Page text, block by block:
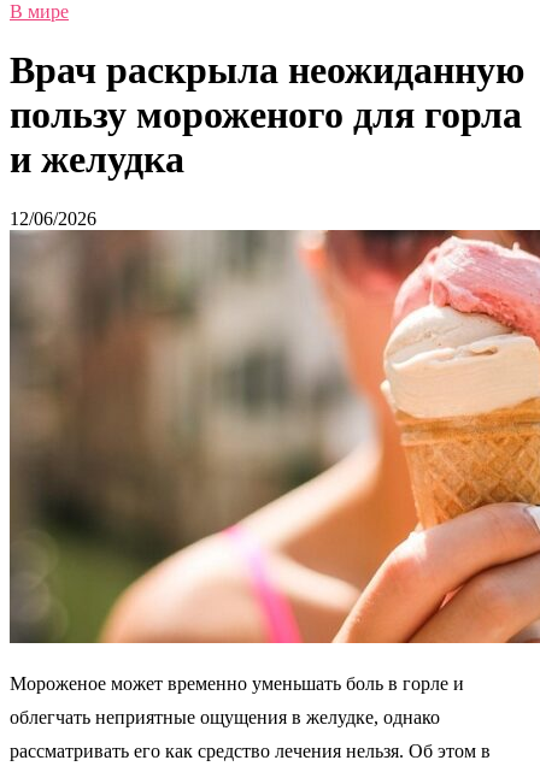
В мире
Врач раскрыла неожиданную
пользу мороженого для горла
и желудка
12/06/2026
Мороженое может временно уменьшать боль в горле и
облегчать неприятные ощущения в желудке, однако
рассматривать его как средство лечения нельзя. Об этом в